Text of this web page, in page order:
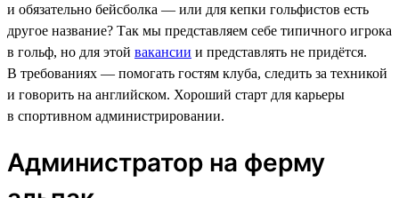
и обязательно бейсболка — или для кепки гольфистов есть
другое название? Так мы представляем себе типичного игрока
в гольф, но для этой вакансии и представлять не придётся.
В требованиях — помогать гостям клуба, следить за техникой
и говорить на английском. Хороший старт для карьеры
в спортивном администрировании.
Администратор на ферму